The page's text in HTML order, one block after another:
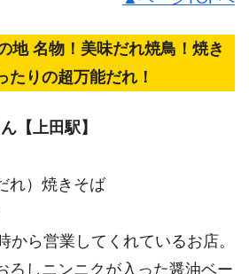
地 名物！美味だれ焼鳥！焼き
たりの超万能だれ！
【上田駅】
れ）焼きそば
から営業してくれているお店。
ろしニンニクが入った醤油ベー